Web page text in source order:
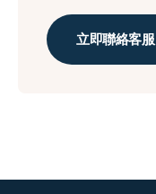
立即聯絡客服